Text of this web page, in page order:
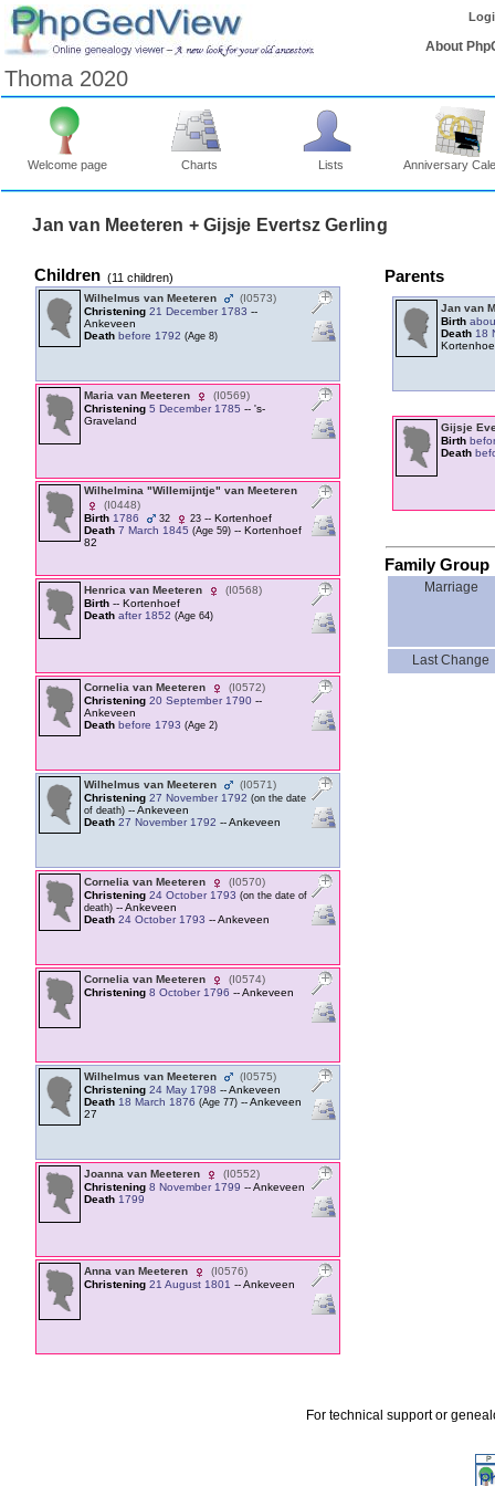
About
Thoma 2020
Welcome page Charts Lists Anniversary
Jan van Meeteren + Gijsje Evertsz Gerling
Children ‎(11 children)‎
Wilhelmus van Meeteren
‎(I0573)‎
Christening 21 December 1783 --
Ankeveen
Death before 1792 ‎(Age 8)‎
Maria van Meeteren
‎(I0569)‎
Christening 5 December 1785 -- 's-
Graveland
Wilhelmina "Willemijntje" van Meeteren
‎(I0448)‎
Birth 1786 32 23 -- Kortenhoef
Death 7 March 1845 ‎(Age 59)‎ -- Kortenhoef
82
Henrica van Meeteren
‎(I0568)‎
Birth -- Kortenhoef
Death after 1852 ‎(Age 64)‎
Cornelia van Meeteren
‎(I0572)‎
Christening 20 September 1790 --
Ankeveen
Death before 1793 ‎(Age 2)‎
Wilhelmus van Meeteren
‎(I0571)‎
Christening 27 November 1792 ‎(on the date
of death)‎ -- Ankeveen
Death 27 November 1792 -- Ankeveen
Cornelia van Meeteren
‎(I0570)‎
Christening 24 October 1793 ‎(on the date of
death)‎ -- Ankeveen
Death 24 October 1793 -- Ankeveen
Cornelia van Meeteren
‎(I0574)‎
Christening 8 October 1796 -- Ankeveen
Wilhelmus van Meeteren
‎(I0575)‎
Christening 24 May 1798 -- Ankeveen
Death 18 March 1876 ‎(Age 77)‎ -- Ankeveen
27
Joanna van Meeteren
‎(I0552)‎
Christening 8 November 1799 -- Ankeveen
Death 1799
Anna van Meeteren
‎(I0576)‎
Christening 21 August 1801 -- Ankeveen
Parents
Jan van
Birth
Death 18
Gijsje
Birth
Death
Family
Marriage
Last Change
For technical support or